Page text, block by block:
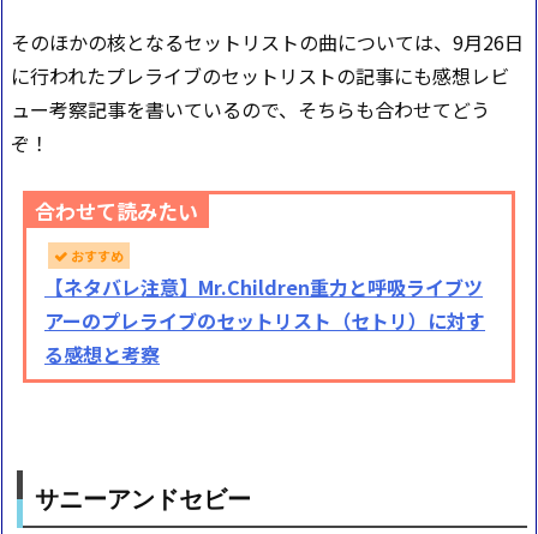
そのほかの核となるセットリストの曲については、9月26日
に行われたプレライブのセットリストの記事にも感想レビ
ュー考察記事を書いているので、そちらも合わせてどう
ぞ！
合わせて読みたい
おすすめ
【ネタバレ注意】Mr.Children重力と呼吸ライブツ
アーのプレライブのセットリスト（セトリ）に対す
る感想と考察
サニーアンドセビー